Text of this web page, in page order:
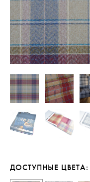
ДОСТУПНЫЕ ЦВЕТА: